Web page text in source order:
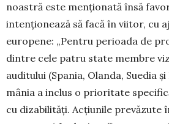
noastră este menționată însă
intenționează să facă în viitor, cu
europene: „Pentru perioada de
dintre cele patru state membre
auditului (Spania, Olan­da, Suedia
mânia a inclus o prioritate
cu dizabilități. Acțiunile prevăzute